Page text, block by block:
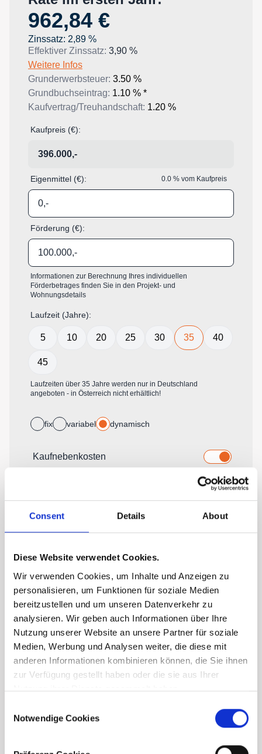
Consent Details About
Diese Website verwendet Cookies.
Wir verwenden Cookies, um Inhalte und Anzeigen zu
personalisieren, um Funktionen für soziale Medien
bereitzustellen und um unseren Datenverkehr zu
analysieren. Wir geben auch Informationen über Ihre
Nutzung unserer Website an unsere Partner für soziale
Medien, Werbung und Analysen weiter, die diese mit
anderen Informationen kombinieren können, die Sie ihnen
zur Verfügung gestellt haben oder die sie aus Ihrer
Nutzung ihrer Dienste gesammelt haben.
Selection
Notwendige Cookies